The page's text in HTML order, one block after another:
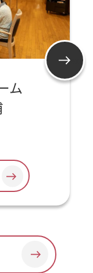
ム
Next